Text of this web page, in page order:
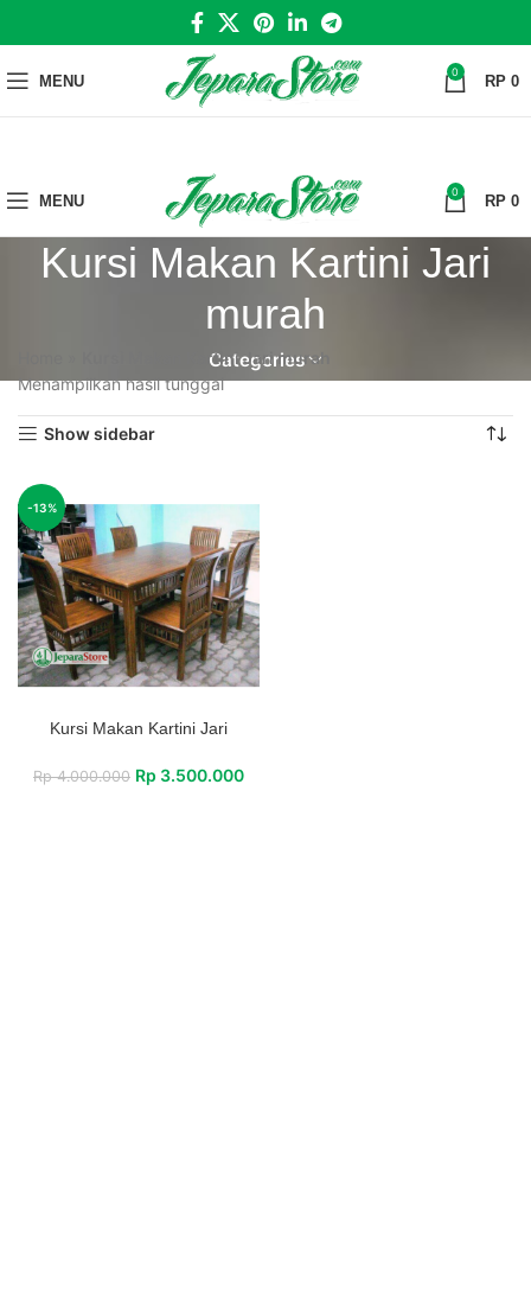
MENU 0 RP 0
MENU 0 RP 0
Kursi Makan Kartini Jari
murah
Categories
Kursi Makan Kartini Jari murah
Menampilkan hasil tunggal
Show sidebar
-13%
Kursi Makan Kartini Jari
Rp4.000.000 Rp 3.500.000